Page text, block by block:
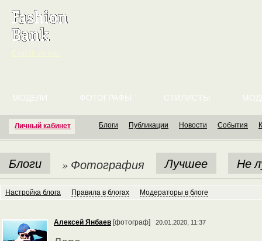
Личный кабинет
МОДЕЛИ ФОТОГРАФЫ СТИЛИСТЫ
Блоги Публикации Новости События
Блоги » Фотография Лучшее Не
Настройка блога Правила в блогах Модераторы в блоге
Алексей Янбаев [фотограф] 20.01.2020, 11:37